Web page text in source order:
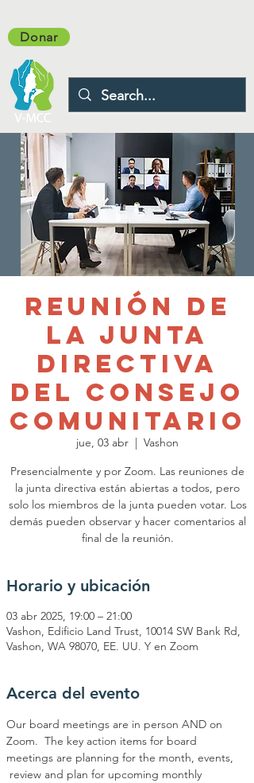
Donar
Reunión de
la Junta
Directiva
del Consejo
Comunitario
jue, 03 abr
  |
Vashon
Presencialmente y por Zoom. Las reuniones de
la junta directiva están abiertas a todos, pero
solo los miembros de la junta pueden votar. Los
demás pueden observar y hacer comentarios al
final de la reunión.
Horario y ubicación
03 abr 2025, 19:00 – 21:00
Vashon, Edificio Land Trust, 10014 SW Bank Rd,
Vashon, WA 98070, EE. UU. Y en Zoom
Acerca del evento
Our board meetings are in person AND on
Zoom.  The key action items for board
meetings are planning for the month, events,
review and plan for upcoming monthly